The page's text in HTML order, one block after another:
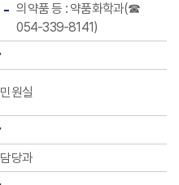
의약품 등 : 약품화학과(☎
054-339-8141)
민원실
담당과